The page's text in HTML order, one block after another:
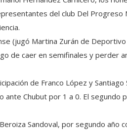
del club Del Progreso
(jugó Martina Zurán de
de caer en semifinales y perder
de Franco López y Santiago
Chubut por 1 a 0. El segundo
Sandoval, por segundo año